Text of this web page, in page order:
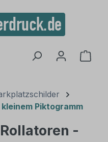
Piktogramm
-